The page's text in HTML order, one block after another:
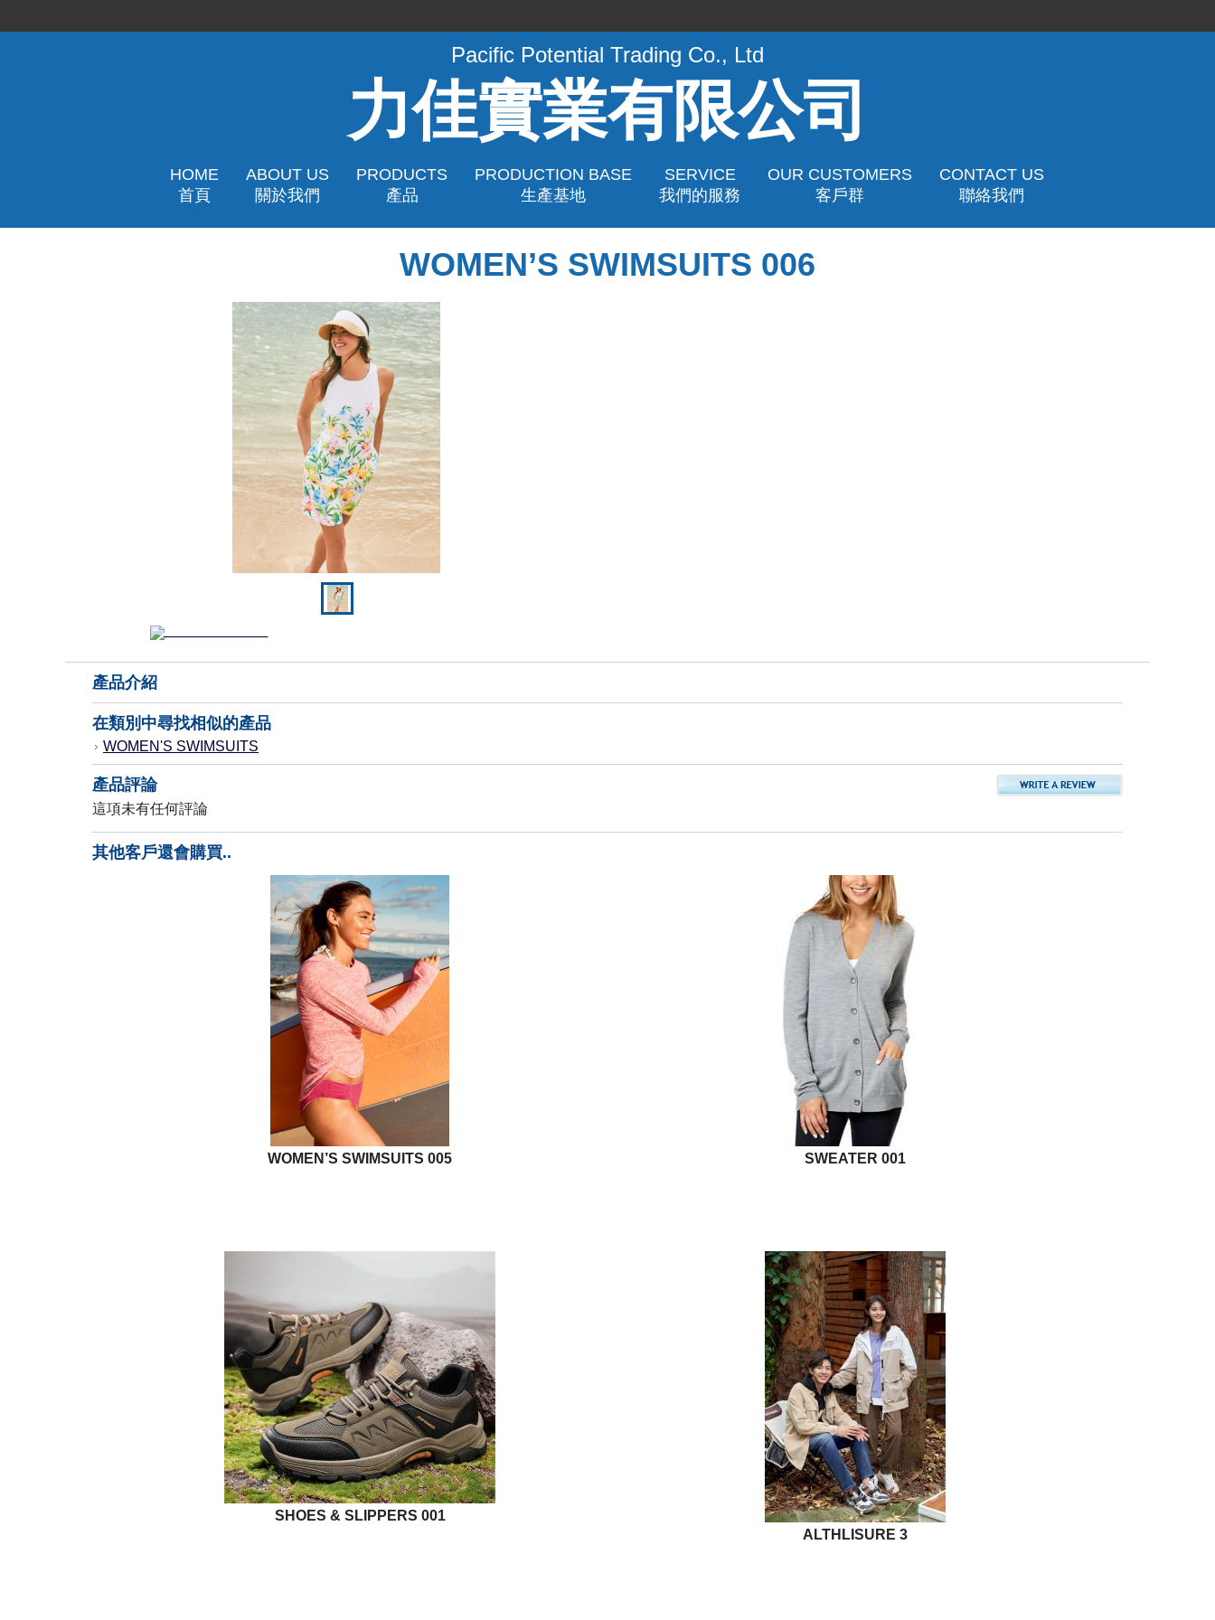
Pacific Potential Trading Co., Ltd
力佳實業有限公司
HOME
首頁
ABOUT US
關於我們
PRODUCTS
產品
PRODUCTION BASE
生產基地
SERVICE
我們的服務
OUR CUSTOMERS
客戶群
CONTACT US
聯絡我們
WOMEN’S SWIMSUITS 006
產品介紹
在類別中尋找相似的產品
WOMEN'S SWIMSUITS
產品評論
這項未有任何評論
其他客戶還會購買..
WOMEN’S SWIMSUITS 005 SWEATER 001
SHOES & SLIPPERS 001
ALTHLISURE 3